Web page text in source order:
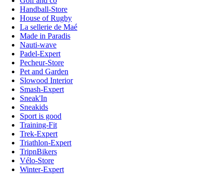
Handball-Store
House of Rugby
La sellerie de Maé
Made in Paradis
Nauti-wave
Padel-Expert
Pecheur-Store
Pet and Garden
Slowood Interior
Smash-Expert
Sneak'In
Sneakids
Sport is good
Training-Fit
Trek-Expert
Triathlon-Expert
TripnBikers
Vélo-Store
Winter-Expert